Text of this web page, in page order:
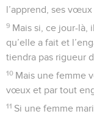
l’apprend, ses
9 Mais si, ce jour-
qu’elle a fait et
tiendra pas rigueur
10 Mais une femme
vœux et par tout
11 Si une femme